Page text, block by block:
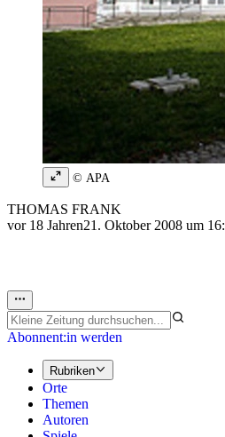
© APA
THOMAS FRANK
vor 18 Jahren21. Oktober 2008 um
Abonnent:in werden
Rubriken
Orte
Themen
Autoren